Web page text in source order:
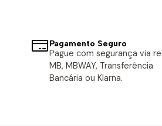
Pagamento Seguro
Pague com segurança via
MB, MBWAY, Transferência
Bancária ou Klarna.